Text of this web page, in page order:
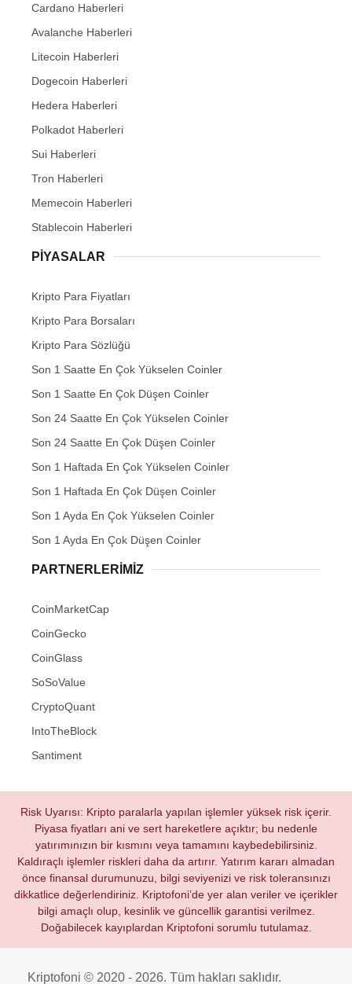
Cardano Haberleri
Avalanche Haberleri
Litecoin Haberleri
Dogecoin Haberleri
Hedera Haberleri
Polkadot Haberleri
Sui Haberleri
Tron Haberleri
Memecoin Haberleri
Stablecoin Haberleri
PIYASALAR
Kripto Para Fiyatları
Kripto Para Borsaları
Kripto Para Sözlüğü
Son 1 Saatte En Çok Yükselen Coinler
Son 1 Saatte En Çok Düşen Coinler
Son 24 Saatte En Çok Yükselen Coinler
Son 24 Saatte En Çok Düşen Coinler
Son 1 Haftada En Çok Yükselen Coinler
Son 1 Haftada En Çok Düşen Coinler
Son 1 Ayda En Çok Yükselen Coinler
Son 1 Ayda En Çok Düşen Coinler
PARTNERLERIMIZ
CoinMarketCap
CoinGecko
CoinGlass
SoSoValue
CryptoQuant
IntoTheBlock
Santiment
Risk Uyarısı: Kripto paralarla yapılan işlemler yüksek risk içerir.
Piyasa fiyatları ani ve sert hareketlere açıktır; bu nedenle
yatırımınızın bir kısmını veya tamamını kaybedebilirsiniz.
Kaldıraçlı işlemler riskleri daha da artırır. Yatırım kararı almadan
önce finansal durumunuzu, bilgi seviyenizi ve risk toleransınızı
dikkatlice değerlendiriniz. Kriptofoni’de yer alan veriler ve içerikler
bilgi amaçlı olup, kesinlik ve güncellik garantisi verilmez.
Doğabilecek kayıplardan Kriptofoni sorumlu tutulamaz.
Kriptofoni © 2020 - 2026. Tüm hakları saklıdır.